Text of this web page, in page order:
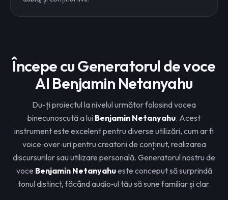
Începe cu Generatorul de voce
AI Benjamin Netanyahu
Du-ți proiectul la nivelul următor folosind vocea
binecunoscută a lui Benjamin Netanyahu. Acest
instrument este excelent pentru diverse utilizări, cum ar fi
voice‑over‑uri pentru creatorii de conținut, realizarea
discursurilor sau utilizare personală. Generatorul nostru de
voce Benjamin Netanyahueste conceput să surprindă
tonul distinct, făcând audio‑ul tău să sune familiar și clar.